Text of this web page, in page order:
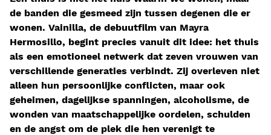
de banden die gesmeed zijn tussen degenen die er
wonen. Vainilla, de debuutfilm van Mayra
Hermosillo, begint precies vanuit dit idee: het thuis
als een emotioneel netwerk dat zeven vrouwen van
verschillende generaties verbindt. Zij overleven niet
alleen hun persoonlijke conflicten, maar ook
geheimen, dagelijkse spanningen, alcoholisme, de
wonden van maatschappelijke oordelen, schulden
en de angst om de plek die hen verenigt te